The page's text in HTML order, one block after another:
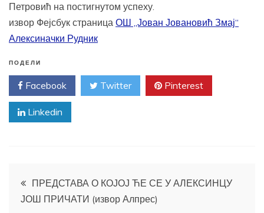
Петровић на постигнутом успеху.
извор Фејсбук страница ОШ „Јован Јовановић Змај“
Алексиначки Рудник
ПОДЕЛИ
Facebook Twitter Pinterest
Linkedin
Кретање
ПРЕДСТАВА О КОЈОЈ ЋЕ СЕ У АЛЕКСИНЦУ
ЈОШ ПРИЧАТИ (извор Алпрес)